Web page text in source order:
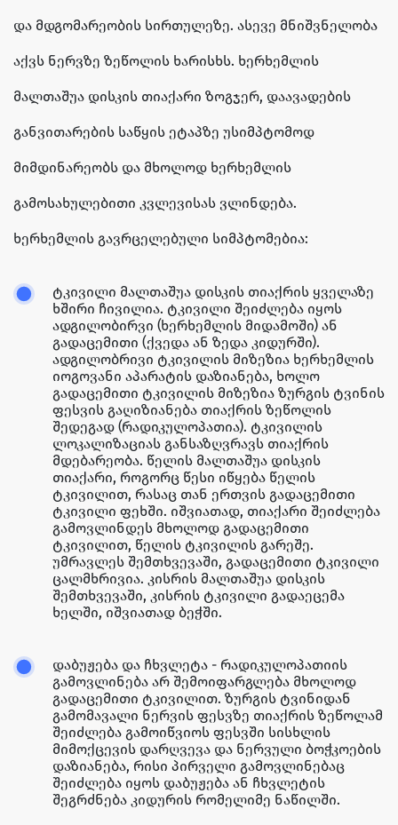
და მდგომარეობის სირთულეზე. ასევე მნიშვნელობა
აქვს ნერვზე ზეწოლის ხარისხს. ხერხემლის
მალთაშუა დისკის თიაქარი ზოგჯერ, დაავადების
განვითარების საწყის ეტაპზე უსიმპტომოდ
მიმდინარეობს და მხოლოდ ხერხემლის
გამოსახულებითი კვლევისას ვლინდება.
ხერხემლის გავრცელებული სიმპტომებია:
ტკივილი მალთაშუა დისკის თიაქრის ყველაზე
ხშირი ჩივილია. ტკივილი შეიძლება იყოს
ადგილობირვი (ხერხემლის მიდამოში) ან
გადაცემითი (ქვედა ან ზედა კიდურში).
ადგილობრივი ტკივილის მიზეზია ხერხემლის
იოგოვანი აპარატის დაზიანება, ხოლო
გადაცემითი ტკივილის მიზეზია ზურგის ტვინის
ფესვის გაღიზიანება თიაქრის ზეწოლის
შედეგად (რადიკულოპათია). ტკივილის
ლოკალიზაციას განსაზღვრავს თიაქრის
მდებარეობა. წელის მალთაშუა დისკის
თიაქარი, როგორც წესი იწყება წელის
ტკივილით, რასაც თან ერთვის გადაცემითი
ტკივილი ფეხში. იშვიათად, თიაქარი შეიძლება
გამოვლინდეს მხოლოდ გადაცემითი
ტკივილით, წელის ტკივილის გარეშე.
უმრავლეს შემთხვევაში, გადაცემითი ტკივილი
ცალმხრივია. კისრის მალთაშუა დისკის
შემთხვევაში, კისრის ტკივილი გადაეცემა
ხელში, იშვიათად ბეჭში.
დაბუჟება და ჩხვლეტა - რადიკულოპათიის
გამოვლინება არ შემოიფარგლება მხოლოდ
გადაცემითი ტკივილით. ზურგის ტვინიდან
გამომავალი ნერვის ფესვზე თიაქრის ზეწოლამ
შეიძლება გამოიწვიოს ფესვში სისხლის
მიმოქცევის დარღვევა და ნერვული ბოჭკოების
დაზიანება, რისი პირველი გამოვლინებაც
შეიძლება იყოს დაბუჟება ან ჩხვლეტის
შეგრძნება კიდურის რომელიმე ნაწილში.